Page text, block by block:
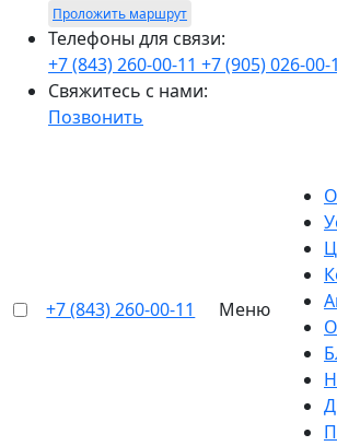
Проложить маршрут
Телефоны для связи:
+7 (843) 260-00-11 +7 (905) 026-00-
Свяжитесь с нами:
Позвонить
+7 (843) 260-00-11 Меню